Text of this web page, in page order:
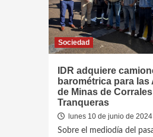
Sociedad
IDR adquiere
barométrica para las
de Minas de
Tranqueras
lunes 10 de junio de 2024
Sobre el mediodía del